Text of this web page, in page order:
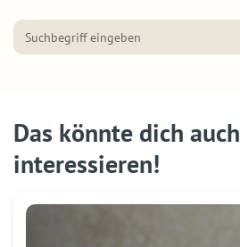
Das könnte dich auch
interessieren!